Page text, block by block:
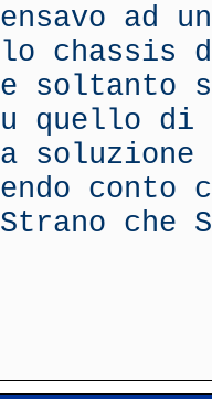
pensavo
soltanto
quello di
che